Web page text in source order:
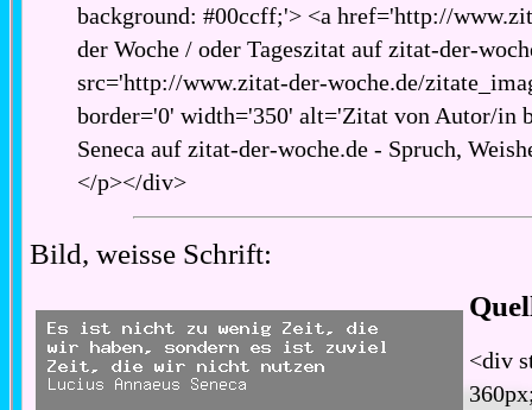
background: #00ccff;'> <a href='http://
der Woche / oder Tageszitat auf zitat-der-
src='http://www.zitat-der-woche.de/
border='0' width='350' alt='Zitat von Autor/in
Seneca auf zitat-der-woche.de - Spruch,
</p></div>
Bild, weisse Schrift:
<div